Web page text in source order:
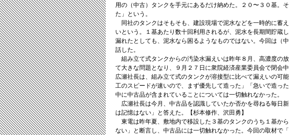
用の（中古）タンクを手元にあるだけ納めた。２０〜３０基。
た」という。
同社のタンクはそもそも、建設現場で泥水などを一時的に蓄
いという。１基あたり数十回利用されるが、泥水を長期間貯蔵
漏れたとしても、泥水なら困るようなものではない。今回は（
話した。
組み立て式タンクからの汚染水漏えいは昨年８月、高濃度の
て大きな問題となり、９月２７日に衆院経済産業委員会で閉会
広瀬社長は、組み立て式のタンクが溶接型に比べて漏えいの可
工のスピードが速いので、まず優先して造った」「急いで造っ
中に中古品が含まれていることについては一切触れなかった。
広瀬社長は今月、中古品を認識していたか否かを尋ねる毎日
は記憶はない」と答えた。【杉本修作、沢田勇】
東電は昨年夏、敷地内で移設した３基のタンクのうち１基か
ない」と断言し、中古品には一切触れなかった。今回の取材で